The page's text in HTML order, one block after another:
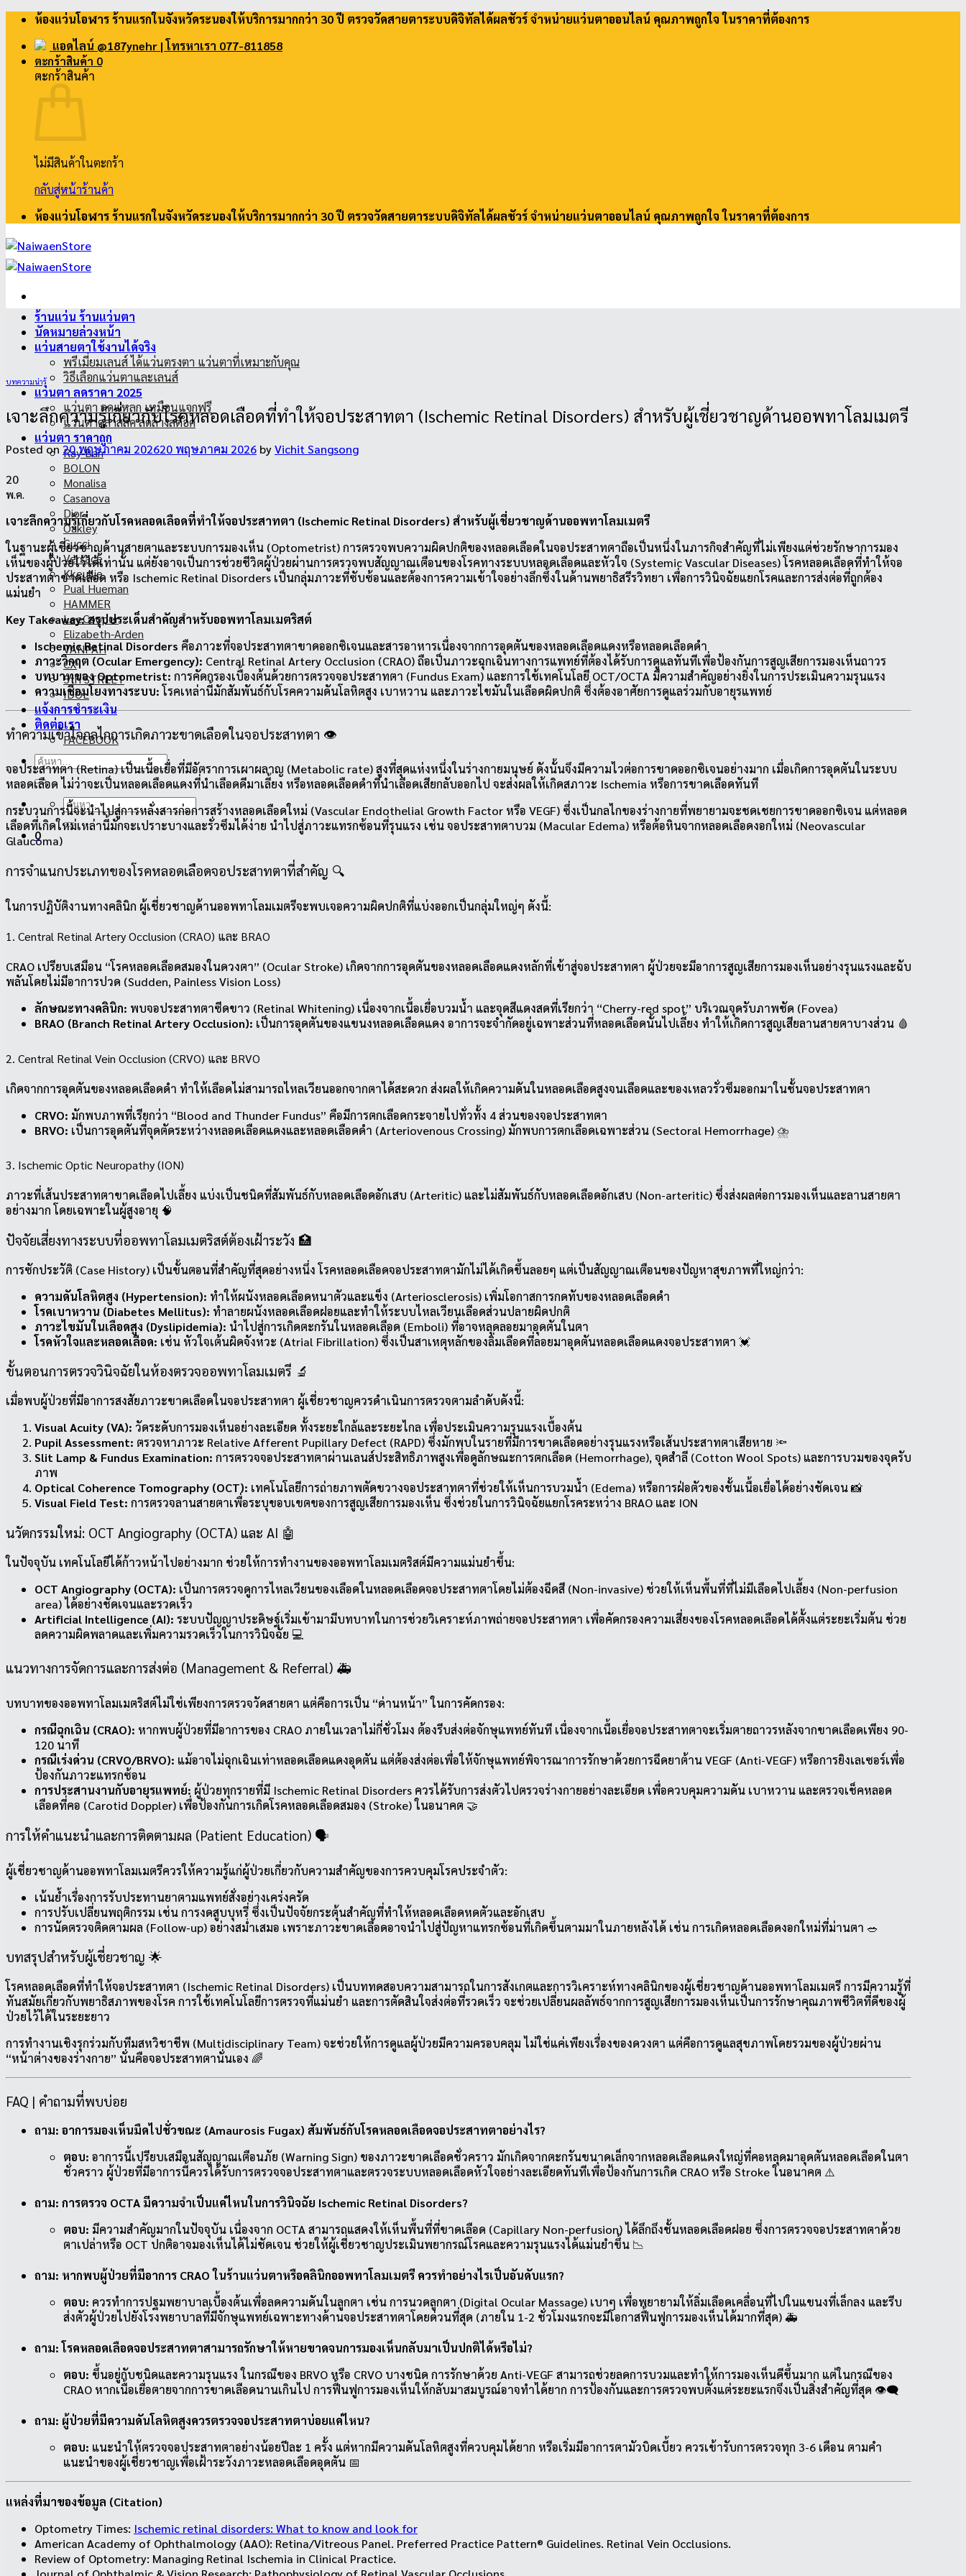
ข้าม
เนื้อหา
ห้องแว่นโอฬาร ร้านแรกในจังหวัดระนองให้บริการมากกว่า 30 ปี ตรวจวัดสายตาระบบดิจิทัลได้ผลชัวร์ จำหน่ายแว่นตาออนไลน์ คุณภาพถูกใจ ในราคาที่ต้องการ
แอดไลน์ @187ynehr | โทรหาเรา 077-811858
ตะกร้าสินค้า 0
ตะกร้าสินค้า
ไม่มีสินค้าในตะกร้า
กลับสู่หน้าร้านค้า
ห้องแว่นโอฬาร ร้านแรกในจังหวัดระนองให้บริการมากกว่า 30 ปี ตรวจวัดสายตาระบบดิจิทัลได้ผลชัวร์ จำหน่ายแว่นตาออนไลน์ คุณภาพถูกใจ ในราคาที่ต้องการ
ร้านแว่น ร้านแว่นตา
นัดหมายล่วงหน้า
แว่นสายตาใช้งานได้จริง
พรีเมี่ยมเลนส์ ได้แว่นตรงตา แว่นตาที่เหมาะกับคุณ
วิธีเลือกแว่นตาและเลนส์
แว่นตา ลดราคา 2025
แว่นตา ลดแหลก เหมือนแจกฟรี
แว่นตาคลาสสิค ลดล้างสต๊อค
แว่นตา ราคาถูก
Ray-Ban
BOLON
Monalisa
Casanova
Dior
Oakley
Gucci
Versace
Kkeullie
Pual Hueman
HAMMER
LeeCooper
Elizabeth-Arden
VANPAH
CX
5th STREET
IDOL
แจ้งการชำระเงิน
ติดต่อเรา
FACEBOOK
ค้นหา:
ค้นหา:
0
บทความน่ารู้
เจาะลึกความรู้เกี่ยวกับโรคหลอดเลือดที่ทำให้จอประสาทตา (Ischemic Retinal Disorders) สำหรับผู้เชี่ยวชาญด้านออพทาโลมเมตรี
Posted on20 พฤษภาคม 202620 พฤษภาคม 2026 byVichit Sangsong
20
พ.ค.
เจาะลึกความรู้เกี่ยวกับโรคหลอดเลือดที่ทำให้จอประสาทตา (Ischemic Retinal Disorders) สำหรับผู้เชี่ยวชาญด้านออพทาโลมเมตรี
ในฐานะผู้เชี่ยวชาญด้านสายตาและระบบการมองเห็น (Optometrist) การตรวจพบความผิดปกติของหลอดเลือดในจอประสาทตาถือเป็นหนึ่งในภารกิจสำคัญที่ไม่เพียงแต่ช่วยรักษาการมอง
เห็นของผู้ป่วยไว้ได้เท่านั้น แต่ยังอาจเป็นการช่วยชีวิตผู้ป่วยผ่านการตรวจพบสัญญาณเตือนของโรคทางระบบหลอดเลือดและหัวใจ (Systemic Vascular Diseases) โรคหลอดเลือดที่ทำให้จอ
ประสาทตาขาดเลือด หรือ Ischemic Retinal Disorders เป็นกลุ่มภาวะที่ซับซ้อนและต้องการความเข้าใจอย่างลึกซึ้งในด้านพยาธิสรีรวิทยา เพื่อการวินิจฉัยแยกโรคและการส่งต่อที่ถูกต้อง
แม่นยำ
Key Takeaway: สรุปประเด็นสำคัญสำหรับออพทาโลมเมตริสต์
Ischemic Retinal Disorders คือภาวะที่จอประสาทตาขาดออกซิเจนและสารอาหารเนื่องจากการอุดตันของหลอดเลือดแดงหรือหลอดเลือดดำ
ภาวะวิกฤต (Ocular Emergency): Central Retinal Artery Occlusion (CRAO) ถือเป็นภาวะฉุกเฉินทางการแพทย์ที่ต้องได้รับการดูแลทันทีเพื่อป้องกันการสูญเสียการมองเห็นถาวร
บทบาทของ Optometrist: การคัดกรองเบื้องต้นด้วยการตรวจจอประสาทตา (Fundus Exam) และการใช้เทคโนโลยี OCT/OCTA มีความสำคัญอย่างยิ่งในการประเมินความรุนแรง
ความเชื่อมโยงทางระบบ:โรคเหล่านี้มักสัมพันธ์กับโรคความดันโลหิตสูง เบาหวาน และภาวะไขมันในเลือดผิดปกติ ซึ่งต้องอาศัยการดูแลร่วมกับอายุรแพทย์
ทำความเข้าใจกลไกการเกิดภาวะขาดเลือดในจอประสาทตา 👁️
จอประสาทตา (Retina) เป็นเนื้อเยื่อที่มีอัตราการเผาผลาญ (Metabolic rate) สูงที่สุดแห่งหนึ่งในร่างกายมนุษย์ ดังนั้นจึงมีความไวต่อการขาดออกซิเจนอย่างมาก เมื่อเกิดการอุดตันในระบบ
หลอดเลือด ไม่ว่าจะเป็นหลอดเลือดแดงที่นำเลือดดีมาเลี้ยง หรือหลอดเลือดดำที่นำเลือดเสียกลับออกไป จะส่งผลให้เกิดสภาวะ Ischemia หรือการขาดเลือดทันที
กระบวนการนี้จะนำไปสู่การหลั่งสารก่อการสร้างหลอดเลือดใหม่ (Vascular Endothelial Growth Factor หรือ VEGF) ซึ่งเป็นกลไกของร่างกายที่พยายามจะชดเชยการขาดออกซิเจน แต่หลอด
เลือดที่เกิดใหม่เหล่านี้มักจะเปราะบางและรั่วซึมได้ง่าย นำไปสู่ภาวะแทรกซ้อนที่รุนแรง เช่น จอประสาทตาบวม (Macular Edema) หรือต้อหินจากหลอดเลือดงอกใหม่ (Neovascular
Glaucoma)
การจำแนกประเภทของโรคหลอดเลือดจอประสาทตาที่สำคัญ 🔍
ในการปฏิบัติงานทางคลินิก ผู้เชี่ยวชาญด้านออพทาโลมเมตรีจะพบเจอความผิดปกติที่แบ่งออกเป็นกลุ่มใหญ่ๆ ดังนี้:
1. Central Retinal Artery Occlusion (CRAO) และ BRAO
CRAO เปรียบเสมือน “โรคหลอดเลือดสมองในดวงตา” (Ocular Stroke) เกิดจากการอุดตันของหลอดเลือดแดงหลักที่เข้าสู่จอประสาทตา ผู้ป่วยจะมีอาการสูญเสียการมองเห็นอย่างรุนแรงและฉับ
พลันโดยไม่มีอาการปวด (Sudden, Painless Vision Loss)
ลักษณะทางคลินิก: พบจอประสาทตาซีดขาว (Retinal Whitening) เนื่องจากเนื้อเยื่อบวมน้ำ และจุดสีแดงสดที่เรียกว่า “Cherry-red spot” บริเวณจุดรับภาพชัด (Fovea)
BRAO (Branch Retinal Artery Occlusion): เป็นการอุดตันของแขนงหลอดเลือดแดง อาการจะจำกัดอยู่เฉพาะส่วนที่หลอดเลือดนั้นไปเลี้ยง ทำให้เกิดการสูญเสียลานสายตาบางส่วน 🩸
2. Central Retinal Vein Occlusion (CRVO) และ BRVO
เกิดจากการอุดตันของหลอดเลือดดำ ทำให้เลือดไม่สามารถไหลเวียนออกจากตาได้สะดวก ส่งผลให้เกิดความดันในหลอดเลือดสูงจนเลือดและของเหลวรั่วซึมออกมาในชั้นจอประสาทตา
CRVO: มักพบภาพที่เรียกว่า “Blood and Thunder Fundus” คือมีการตกเลือดกระจายไปทั่วทั้ง 4 ส่วนของจอประสาทตา
BRVO: เป็นการอุดตันที่จุดตัดระหว่างหลอดเลือดแดงและหลอดเลือดดำ (Arteriovenous Crossing) มักพบการตกเลือดเฉพาะส่วน (Sectoral Hemorrhage) ⛈️
3. Ischemic Optic Neuropathy (ION)
ภาวะที่เส้นประสาทตาขาดเลือดไปเลี้ยง แบ่งเป็นชนิดที่สัมพันธ์กับหลอดเลือดอักเสบ (Arteritic) และไม่สัมพันธ์กับหลอดเลือดอักเสบ (Non-arteritic) ซึ่งส่งผลต่อการมองเห็นและลานสายตา
อย่างมาก โดยเฉพาะในผู้สูงอายุ 🧠
ปัจจัยเสี่ยงทางระบบที่ออพทาโลมเมตริสต์ต้องเฝ้าระวัง 🏥
การซักประวัติ (Case History) เป็นขั้นตอนที่สำคัญที่สุดอย่างหนึ่ง โรคหลอดเลือดจอประสาทตามักไม่ได้เกิดขึ้นลอยๆ แต่เป็นสัญญาณเตือนของปัญหาสุขภาพที่ใหญ่กว่า:
ความดันโลหิตสูง (Hypertension): ทำให้ผนังหลอดเลือดหนาตัวและแข็ง (Arteriosclerosis) เพิ่มโอกาสการกดทับของหลอดเลือดดำ
โรคเบาหวาน (Diabetes Mellitus): ทำลายผนังหลอดเลือดฝอยและทำให้ระบบไหลเวียนเลือดส่วนปลายผิดปกติ
ภาวะไขมันในเลือดสูง (Dyslipidemia): นำไปสู่การเกิดตะกรันในหลอดเลือด (Emboli) ที่อาจหลุดลอยมาอุดตันในตา
โรคหัวใจและหลอดเลือด: เช่น หัวใจเต้นผิดจังหวะ (Atrial Fibrillation) ซึ่งเป็นสาเหตุหลักของลิ่มเลือดที่ลอยมาอุดตันหลอดเลือดแดงจอประสาทตา 💓
ขั้นตอนการตรวจวินิจฉัยในห้องตรวจออพทาโลมเมตรี 🔬
เมื่อพบผู้ป่วยที่มีอาการสงสัยภาวะขาดเลือดในจอประสาทตา ผู้เชี่ยวชาญควรดำเนินการตรวจตามลำดับดังนี้:
Visual Acuity (VA): วัดระดับการมองเห็นอย่างละเอียด ทั้งระยะใกล้และระยะไกล เพื่อประเมินความรุนแรงเบื้องต้น
Pupil Assessment: ตรวจหาภาวะ Relative Afferent Pupillary Defect (RAPD) ซึ่งมักพบในรายที่มีการขาดเลือดอย่างรุนแรงหรือเส้นประสาทตาเสียหาย 🔦
Slit Lamp & Fundus Examination: การตรวจจอประสาทตาผ่านเลนส์ประสิทธิภาพสูงเพื่อดูลักษณะการตกเลือด (Hemorrhage), จุดสำลี (Cotton Wool Spots) และการบวมของจุดรับ
ภาพ
Optical Coherence Tomography (OCT): เทคโนโลยีการถ่ายภาพตัดขวางจอประสาทตาที่ช่วยให้เห็นการบวมน้ำ (Edema) หรือการฝ่อตัวของชั้นเนื้อเยื่อได้อย่างชัดเจน 📸
Visual Field Test: การตรวจลานสายตาเพื่อระบุขอบเขตของการสูญเสียการมองเห็น ซึ่งช่วยในการวินิจฉัยแยกโรคระหว่าง BRAO และ ION
นวัตกรรมใหม่: OCT Angiography (OCTA) และ AI 🤖
ในปัจจุบัน เทคโนโลยีได้ก้าวหน้าไปอย่างมาก ช่วยให้การทำงานของออพทาโลมเมตริสต์มีความแม่นยำขึ้น:
OCT Angiography (OCTA): เป็นการตรวจดูการไหลเวียนของเลือดในหลอดเลือดจอประสาทตาโดยไม่ต้องฉีดสี (Non-invasive) ช่วยให้เห็นพื้นที่ที่ไม่มีเลือดไปเลี้ยง (Non-perfusion
area) ได้อย่างชัดเจนและรวดเร็ว
Artificial Intelligence (AI): ระบบปัญญาประดิษฐ์เริ่มเข้ามามีบทบาทในการช่วยวิเคราะห์ภาพถ่ายจอประสาทตา เพื่อคัดกรองความเสี่ยงของโรคหลอดเลือดได้ตั้งแต่ระยะเริ่มต้น ช่วย
ลดความผิดพลาดและเพิ่มความรวดเร็วในการวินิจฉัย 💻
แนวทางการจัดการและการส่งต่อ (Management & Referral) 🚑
บทบาทของออพทาโลมเมตริสต์ไม่ใช่เพียงการตรวจวัดสายตา แต่คือการเป็น “ด่านหน้า” ในการคัดกรอง:
กรณีฉุกเฉิน (CRAO): หากพบผู้ป่วยที่มีอาการของ CRAO ภายในเวลาไม่กี่ชั่วโมง ต้องรีบส่งต่อจักษุแพทย์ทันที เนื่องจากเนื้อเยื่อจอประสาทตาจะเริ่มตายถาวรหลังจากขาดเลือดเพียง 90-
120 นาที
กรณีเร่งด่วน (CRVO/BRVO): แม้อาจไม่ฉุกเฉินเท่าหลอดเลือดแดงอุดตัน แต่ต้องส่งต่อเพื่อให้จักษุแพทย์พิจารณาการรักษาด้วยการฉีดยาต้าน VEGF (Anti-VEGF) หรือการยิงเลเซอร์เพื่อ
ป้องกันภาวะแทรกซ้อน
การประสานงานกับอายุรแพทย์: ผู้ป่วยทุกรายที่มี Ischemic Retinal Disorders ควรได้รับการส่งตัวไปตรวจร่างกายอย่างละเอียด เพื่อควบคุมความดัน เบาหวาน และตรวจเช็คหลอด
เลือดที่คอ (Carotid Doppler) เพื่อป้องกันการเกิดโรคหลอดเลือดสมอง (Stroke) ในอนาคต 🤝
การให้คำแนะนำและการติดตามผล (Patient Education) 🗣️
ผู้เชี่ยวชาญด้านออพทาโลมเมตรีควรให้ความรู้แก่ผู้ป่วยเกี่ยวกับความสำคัญของการควบคุมโรคประจำตัว:
เน้นย้ำเรื่องการรับประทานยาตามแพทย์สั่งอย่างเคร่งครัด
การปรับเปลี่ยนพฤติกรรม เช่น การงดสูบบุหรี่ ซึ่งเป็นปัจจัยกระตุ้นสำคัญที่ทำให้หลอดเลือดหดตัวและอักเสบ
การนัดตรวจติดตามผล (Follow-up) อย่างสม่ำเสมอ เพราะภาวะขาดเลือดอาจนำไปสู่ปัญหาแทรกซ้อนที่เกิดขึ้นตามมาในภายหลังได้ เช่น การเกิดหลอดเลือดงอกใหม่ที่ม่านตา 🥗
บทสรุปสำหรับผู้เชี่ยวชาญ 🌟
โรคหลอดเลือดที่ทำให้จอประสาทตา (Ischemic Retinal Disorders) เป็นบททดสอบความสามารถในการสังเกตและการวิเคราะห์ทางคลินิกของผู้เชี่ยวชาญด้านออพทาโลมเมตรี การมีความรู้ที่
ทันสมัยเกี่ยวกับพยาธิสภาพของโรค การใช้เทคโนโลยีการตรวจที่แม่นยำ และการตัดสินใจส่งต่อที่รวดเร็ว จะช่วยเปลี่ยนผลลัพธ์จากการสูญเสียการมองเห็นเป็นการรักษาคุณภาพชีวิตที่ดีของผู้
ป่วยไว้ได้ในระยะยาว
การทำงานเชิงรุกร่วมกับทีมสหวิชาชีพ (Multidisciplinary Team) จะช่วยให้การดูแลผู้ป่วยมีความครอบคลุม ไม่ใช่แค่เพียงเรื่องของดวงตา แต่คือการดูแลสุขภาพโดยรวมของผู้ป่วยผ่าน
“หน้าต่างของร่างกาย” นั่นคือจอประสาทตานั่นเอง 🌈
FAQ | คำถามที่พบบ่อย
ถาม: อาการมองเห็นมืดไปชั่วขณะ (Amaurosis Fugax) สัมพันธ์กับโรคหลอดเลือดจอประสาทตาอย่างไร?
ตอบ: อาการนี้เปรียบเสมือนสัญญาณเตือนภัย (Warning Sign) ของภาวะขาดเลือดชั่วคราว มักเกิดจากตะกรันขนาดเล็กจากหลอดเลือดแดงใหญ่ที่คอหลุดมาอุดตันหลอดเลือดในตา
ชั่วคราว ผู้ป่วยที่มีอาการนี้ควรได้รับการตรวจจอประสาทตาและตรวจระบบหลอดเลือดหัวใจอย่างละเอียดทันทีเพื่อป้องกันการเกิด CRAO หรือ Stroke ในอนาคต ⚠️
ถาม: การตรวจ OCTA มีความจำเป็นแค่ไหนในการวินิจฉัย Ischemic Retinal Disorders?
ตอบ: มีความสำคัญมากในปัจจุบัน เนื่องจาก OCTA สามารถแสดงให้เห็นพื้นที่ที่ขาดเลือด (Capillary Non-perfusion) ได้ลึกถึงชั้นหลอดเลือดฝอย ซึ่งการตรวจจอประสาทตาด้วย
ตาเปล่าหรือ OCT ปกติอาจมองเห็นได้ไม่ชัดเจน ช่วยให้ผู้เชี่ยวชาญประเมินพยากรณ์โรคและความรุนแรงได้แม่นยำขึ้น 📉
ถาม: หากพบผู้ป่วยที่มีอาการ CRAO ในร้านแว่นตาหรือคลินิกออพทาโลมเมตรี ควรทำอย่างไรเป็นอันดับแรก?
ตอบ: ควรทำการปฐมพยาบาลเบื้องต้นเพื่อลดความดันในลูกตา เช่น การนวดลูกตา (Digital Ocular Massage) เบาๆ เพื่อพยายามให้ลิ่มเลือดเคลื่อนที่ไปในแขนงที่เล็กลง และรีบ
ส่งตัวผู้ป่วยไปยังโรงพยาบาลที่มีจักษุแพทย์เฉพาะทางด้านจอประสาทตาโดยด่วนที่สุด (ภายใน 1-2 ชั่วโมงแรกจะมีโอกาสฟื้นฟูการมองเห็นได้มากที่สุด) 🚑
ถาม: โรคหลอดเลือดจอประสาทตาสามารถรักษาให้หายขาดจนการมองเห็นกลับมาเป็นปกติได้หรือไม่?
ตอบ: ขึ้นอยู่กับชนิดและความรุนแรง ในกรณีของ BRVO หรือ CRVO บางชนิด การรักษาด้วย Anti-VEGF สามารถช่วยลดการบวมและทำให้การมองเห็นดีขึ้นมาก แต่ในกรณีของ
CRAO หากเนื้อเยื่อตายจากการขาดเลือดนานเกินไป การฟื้นฟูการมองเห็นให้กลับมาสมบูรณ์อาจทำได้ยาก การป้องกันและการตรวจพบตั้งแต่ระยะแรกจึงเป็นสิ่งสำคัญที่สุด 👁️‍🗨️
ถาม: ผู้ป่วยที่มีความดันโลหิตสูงควรตรวจจอประสาทตาบ่อยแค่ไหน?
ตอบ: แนะนำให้ตรวจจอประสาทตาอย่างน้อยปีละ 1 ครั้ง แต่หากมีความดันโลหิตสูงที่ควบคุมได้ยาก หรือเริ่มมีอาการตามัวบิดเบี้ยว ควรเข้ารับการตรวจทุก 3-6 เดือน ตามคำ
แนะนำของผู้เชี่ยวชาญเพื่อเฝ้าระวังภาวะหลอดเลือดอุดตัน 📅
แหล่งที่มาของข้อมูล (Citation)
Optometry Times: Ischemic retinal disorders: What to know and look for
American Academy of Ophthalmology (AAO): Retina/Vitreous Panel. Preferred Practice Pattern® Guidelines. Retinal Vein Occlusions.
Review of Optometry: Managing Retinal Ischemia in Clinical Practice.